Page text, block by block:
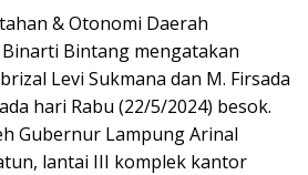
& Otonomi Daerah
Bintang mengatakan
Levi Sukmana dan M. Firsada
hari Rabu (22/5/2024) besok.
Gubernur Lampung Arinal
lantai III komplek kantor